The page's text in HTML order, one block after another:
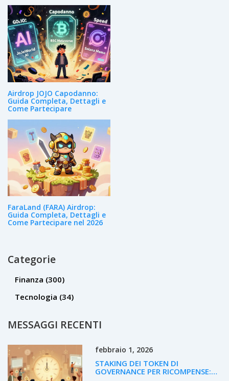
Airdrop JOJO Capodanno:
Guida Completa, Dettagli e
Come Partecipare
FaraLand (FARA) Airdrop:
Guida Completa, Dettagli e
Come Partecipare nel 2026
Categorie
Finanza (300)
Tecnologia (34)
MESSAGGI RECENTI
febbraio 1, 2026
STAKING DEI TOKEN DI
GOVERNANCE PER RICOMPENSE: